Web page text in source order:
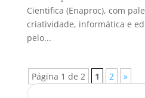
Cientifica (Enaproc), com
criatividade, informática e
pelo...
Página 1 de 2 1 2 »